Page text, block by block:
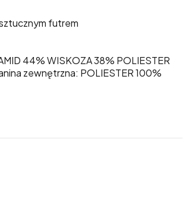
futrem
44% WISKOZA 38% POLIESTER
zewnętrzna: POLIESTER 100%